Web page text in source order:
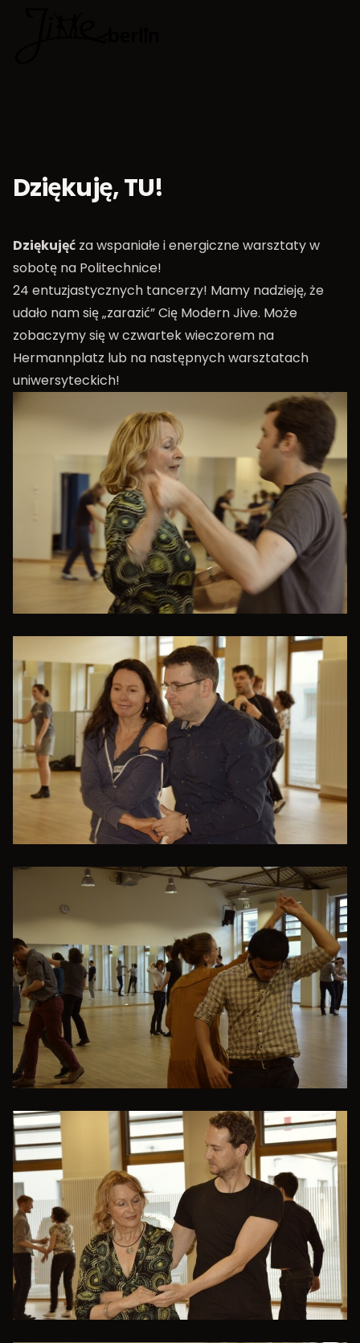
Dziękuję, TU!
Dziękujęć za wspaniałe i energiczne warsztaty w
sobotę na Politechnice!
24 entuzjastycznych tancerzy! Mamy nadzieję, że
udało nam się „zarazić” Cię Modern Jive. Może
zobaczymy się w czwartek wieczorem na
Hermannplatz lub na następnych warsztatach
uniwersyteckich!